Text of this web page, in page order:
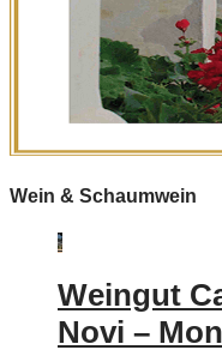
Wein & Schaumwein
Weingut
Novi –